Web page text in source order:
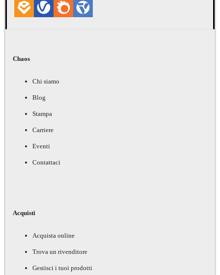
Chaos
Chi siamo
Blog
Stampa
Carriere
Eventi
Contattaci
Acquisti
Acquista online
Trova un rivenditore
Gestisci i tuoi prodotti